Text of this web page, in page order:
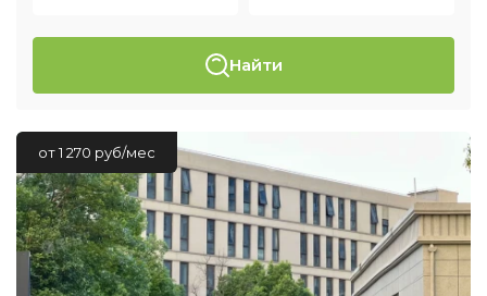
Найти
от 1 270 руб/мес